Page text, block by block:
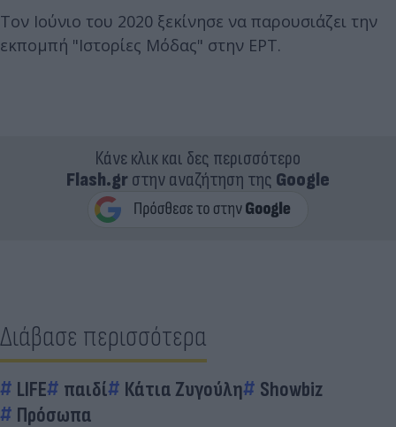
Τον Ιούνιο του 2020 ξεκίνησε να παρουσιάζει την
εκπομπή "Ιστορίες Μόδας" στην ΕΡΤ.
Κάνε κλικ και δες περισσότερο
Flash.grστην αναζήτηση της Google
Διάβασε περισσότερα
LIFE παιδί Κάτια Ζυγούλη
Showbiz
Πρόσωπα